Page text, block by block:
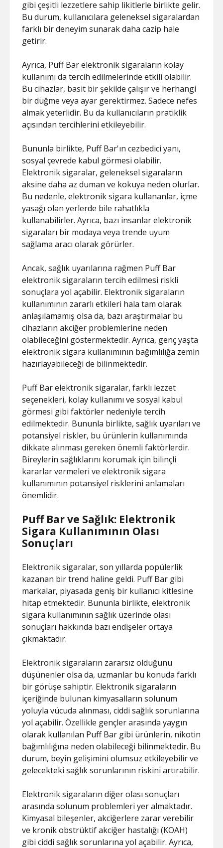
gibi çeşitli lezzetlere sahip likitlerle birlikte gelir.
Bu durum, kullanıcılara geleneksel sigaralardan
farklı bir deneyim sunarak daha cazip hale
getirir.
Ayrıca, Puff Bar elektronik sigaraların kolay
kullanımı da tercih edilmelerinde etkili olabilir.
Bu cihazlar, basit bir şekilde çalışır ve herhangi
bir düğme veya ayar gerektirmez. Sadece nefes
almak yeterlidir. Bu da kullanıcıların pratiklik
açısından tercihlerini etkileyebilir.
Bununla birlikte, Puff Bar'ın cezbedici yanı,
sosyal çevrede kabul görmesi olabilir.
Elektronik sigaralar, geleneksel sigaraların
aksine daha az duman ve kokuya neden olurlar.
Bu nedenle, elektronik sigara kullananlar, içme
yasağı olan yerlerde bile rahatlıkla
kullanabilirler. Ayrıca, bazı insanlar elektronik
sigaraları bir modaya veya trende uyum
sağlama aracı olarak görürler.
Ancak, sağlık uyarılarına rağmen Puff Bar
elektronik sigaraların tercih edilmesi riskli
sonuçlara yol açabilir. Elektronik sigaraların
kullanımının zararlı etkileri hala tam olarak
anlaşılamamış olsa da, bazı araştırmalar bu
cihazların akciğer problemlerine neden
olabileceğini göstermektedir. Ayrıca, genç yaşta
elektronik sigara kullanımının bağımlılığa zemin
hazırlayabileceği de bilinmektedir.
Puff Bar elektronik sigaralar, farklı lezzet
seçenekleri, kolay kullanımı ve sosyal kabul
görmesi gibi faktörler nedeniyle tercih
edilmektedir. Bununla birlikte, sağlık uyarıları ve
potansiyel riskler, bu ürünlerin kullanımında
dikkate alınması gereken önemli faktörlerdir.
Bireylerin sağlıklarını korumak için bilinçli
kararlar vermeleri ve elektronik sigara
kullanımının potansiyel risklerini anlamaları
önemlidir.
Puff Bar ve Sağlık: Elektronik
Sigara Kullanımının Olası
Sonuçları
Elektronik sigaralar, son yıllarda popülerlik
kazanan bir trend haline geldi. Puff Bar gibi
markalar, piyasada geniş bir kullanıcı kitlesine
hitap etmektedir. Bununla birlikte, elektronik
sigara kullanımının sağlık üzerinde olası
sonuçları hakkında bazı endişeler ortaya
çıkmaktadır.
Elektronik sigaraların zararsız olduğunu
düşünenler olsa da, uzmanlar bu konuda farklı
bir görüşe sahiptir. Elektronik sigaraların
içeriğinde bulunan kimyasalların solunum
yoluyla vücuda alınması, ciddi sağlık sorunlarına
yol açabilir. Özellikle gençler arasında yaygın
olarak kullanılan Puff Bar gibi ürünlerin, nikotin
bağımlılığına neden olabileceği bilinmektedir. Bu
durum, beyin gelişimini olumsuz etkileyebilir ve
gelecekteki sağlık sorunlarının riskini artırabilir.
Elektronik sigaraların diğer olası sonuçları
arasında solunum problemleri yer almaktadır.
Kimyasal bileşenler, akciğerlere zarar verebilir
ve kronik obstrüktif akciğer hastalığı (KOAH)
gibi ciddi sağlık sorunlarına yol açabilir. Ayrıca,